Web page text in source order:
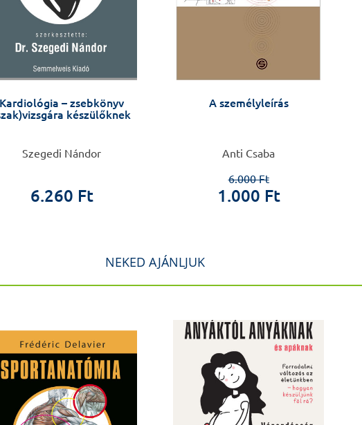
Kardiológia – zsebkönyv
készülőknek
Szegedi Nándor
6.260 Ft
A személyleírás
Anti Csaba
6.000 Ft
1.000 Ft
NEKED AJÁNLJUK